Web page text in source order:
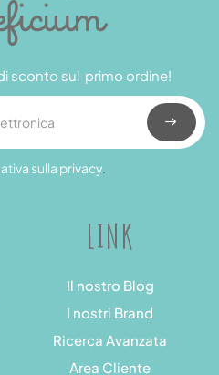
LINK
Il nostro Blog
I nostri Brand
Ricerca Avanzata
Area Cliente
sconto sul primo ordine!
sulla privacy.